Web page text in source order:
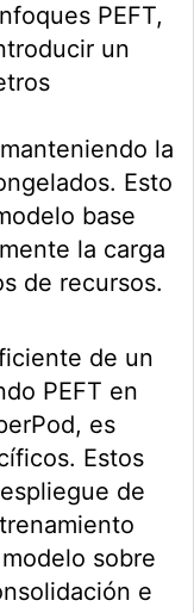
PEFT,
un
la
Esto
base
la carga
de recursos.
de un
PEFT en
es
Estos
de
sobre
e